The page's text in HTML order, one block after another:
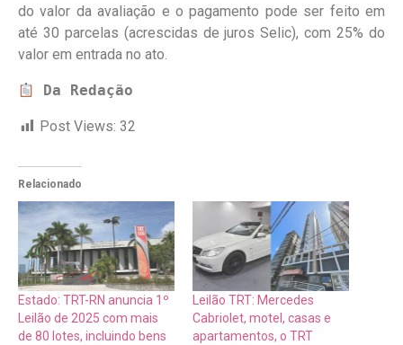
do valor da avaliação e o pagamento pode ser feito em
até 30 parcelas (acrescidas de juros Selic), com 25% do
valor em entrada no ato.
Da Redação
Post Views: 32
Relacionado
Estado: TRT-RN anuncia 1º
Leilão de 2025 com mais
de 80 lotes, incluindo bens
Leilão TRT: Mercedes
Cabriolet, motel, casas e
apartamentos, o TRT